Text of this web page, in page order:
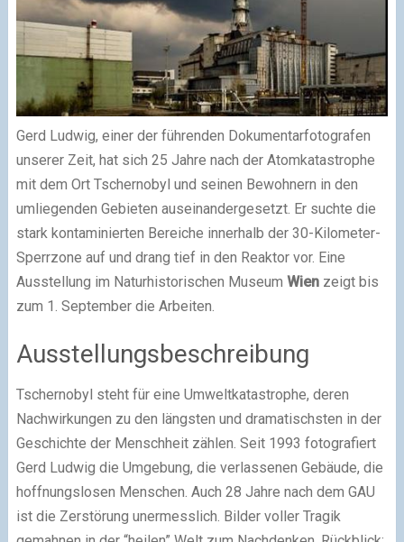
Gerd Ludwig, einer der führenden Dokumentar­foto­grafen
unserer Zeit, hat sich 25 Jahre nach der Atom­katastrophe
mit dem Ort Tschernobyl und seinen Bewohnern in den
umliegenden Gebieten aus­einander­gesetzt. Er suchte die
stark kontaminierten Bereiche innerhalb der 30-Kilometer-
Sperrzone auf und drang tief in den Reaktor vor. Eine
Ausstellung im Naturhistorischen Museum Wienzeigt bis
zum 1. September die Arbeiten.
Ausstellungsbeschreibung
Tschernobyl steht für eine Umweltkatastrophe, deren
Nachwirkungen zu den längsten und dramatischsten in der
Geschichte der Menschheit zählen. Seit 1993 fotografiert
Gerd Ludwig die Umgebung, die verlassenen Gebäude, die
hoffnungslosen Menschen. Auch 28 Jahre nach dem GAU
ist die Zerstörung unermesslich. Bilder voller Tragik